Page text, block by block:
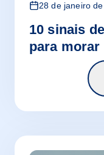
28 de janeiro
10 sinais
para